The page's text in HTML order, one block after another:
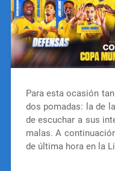
Para esta ocasión
dos pomadas: la de
de escuchar a sus
malas. A
de última hora en la